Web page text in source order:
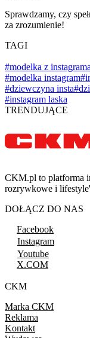
Sprawdzamy, czy
za zrozumienie!
TAGI
#modelka z instagrama
#modelka instagram
#dziewczyna insta
#instagram laska
TRENDUJĄCE
CKM.pl to platforma
rozrywkowe i
DOŁĄCZ DO NAS
Facebook
Instagram
Youtube
X.COM
CKM
Marka CKM
Reklama
Kontakt